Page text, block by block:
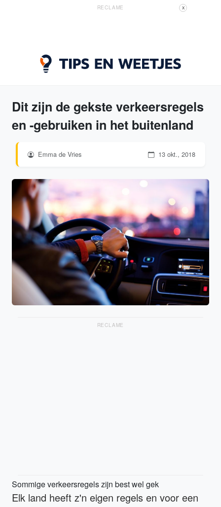
RECLAME X
Dit zijn de gekste verkeersregels
en -gebruiken in het buitenland
Emma de Vries 13 okt., 2018
RECLAME
Sommige verkeersregels zijn best wel gek
Elk land heeft z'n eigen regels en voor een